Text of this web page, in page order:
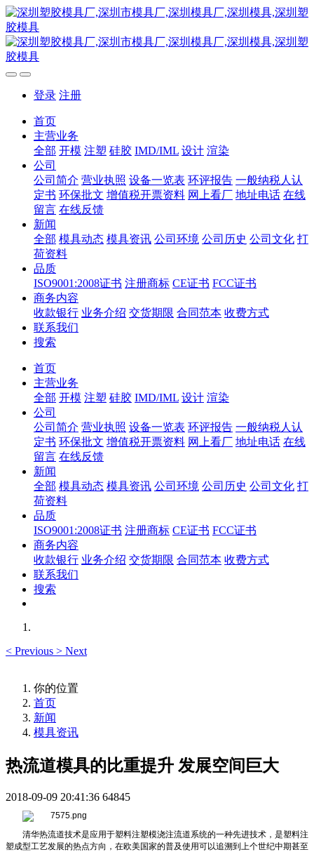
登录 注册
首页
主营业务
全部 开模 注塑 硅胶 IMD/IML 设计 渲染
公司
公司简介 营业执照 设备一览表 环评报告 一般纳税人认
定书 环保批文 增值税开票资料 网上看厂 地址电话 在线
留言 在线反馈
新闻
全部 模具动态 模具资讯 公司环境 公司历史 公司文化 打
荷资料
品质
ISO9001:2008证书 注册商标 CE证书 FCC证书
商务内容
收款银行 业务介绍 交货期限 合同范本 收费方式
联系我们
搜索
首页
主营业务
全部 开模 注塑 硅胶 IMD/IML 设计 渲染
公司
公司简介 营业执照 设备一览表 环评报告 一般纳税人认
定书 环保批文 增值税开票资料 网上看厂 地址电话 在线
留言 在线反馈
新闻
全部 模具动态 模具资讯 公司环境 公司历史 公司文化 打
荷资料
品质
ISO9001:2008证书 注册商标 CE证书 FCC证书
商务内容
收款银行 业务介绍 交货期限 合同范本 收费方式
联系我们
搜索
< Previous > Next
你的位置
首页
新闻
模具资讯
热流道模具的比重提升 发展空间巨大
2018-09-09 20:41:36 64845
清华热流道技术是应用于塑料注塑模浇注流道系统的一种先进技术，是塑料注
塑成型工艺发展的热点方向，在欧美国家的普及使用可以追溯到上个世纪中期甚至